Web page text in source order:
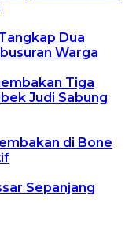
Dua
Warga
Tiga
Judi Sabung
di Bone
Sepanjang